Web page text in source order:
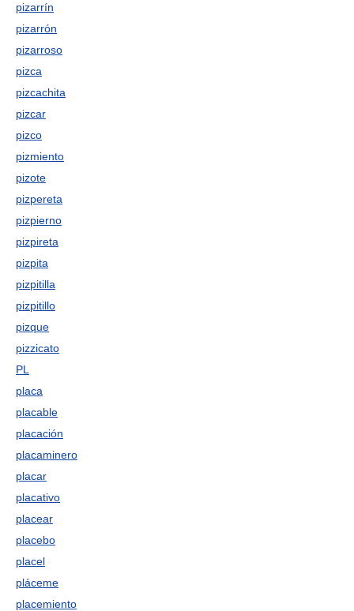
pizarrín
pizarrón
pizarroso
pizca
pizcachita
pizcar
pizco
pizmiento
pizote
pizpereta
pizpierno
pizpireta
pizpita
pizpitilla
pizpitillo
pizque
pizzicato
PL
placa
placable
placación
placaminero
placar
placativo
placear
placebo
placel
pláceme
placemiento